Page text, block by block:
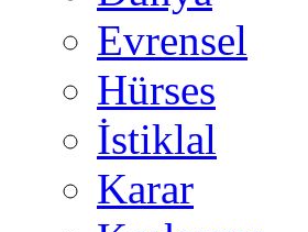
Evrensel
Hürses
İstiklal
Karar